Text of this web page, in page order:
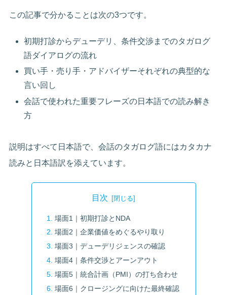
この記事で分かることは次の3つです。
初期打診からデューデリ、条件交渉までのタガログ
語ダイアログの流れ
買い手・売り手・アドバイザーそれぞれの典型的な
言い回し
会話で使われた重要フレーズの日本語での読み解き
方
説明はすべて日本語で、会話のタガログ語にはカタカナ
読みと日本語訳を添えています。
目次
場面1｜初期打診とNDA
場面2｜企業価値をめぐるやり取り
場面3｜デューデリジェンスの確認
場面4｜条件交渉とアーンアウト
場面5｜統合計画（PMI）の打ち合わせ
場面6｜クロージングに向けた最終確認